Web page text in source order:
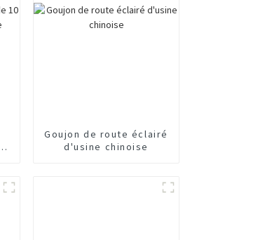
Goujon de route éclairé
d'usine chinoise